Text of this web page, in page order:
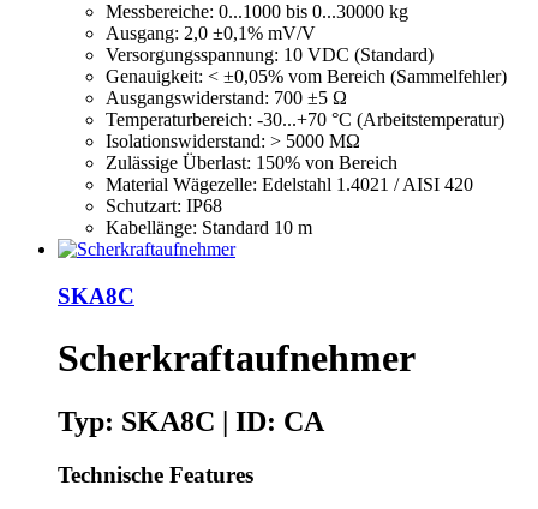
Messbereiche: 0...1000 bis 0...30000 kg
Ausgang: 2,0 ±0,1% mV/V
Versorgungsspannung: 10 VDC (Standard)
Genauigkeit: < ±0,05% vom Bereich (Sammelfehler)
Ausgangswiderstand: 700 ±5 Ω
Temperaturbereich: -30...+70 °C (Arbeitstemperatur)
Isolationswiderstand: > 5000 MΩ
Zulässige Überlast: 150% von Bereich
Material Wägezelle: Edelstahl 1.4021 / AISI 420
Schutzart: IP68
Kabellänge: Standard 10 m
SKA8C
Scherkraftaufnehmer
Typ: SKA8C | ID: CA
Technische Features